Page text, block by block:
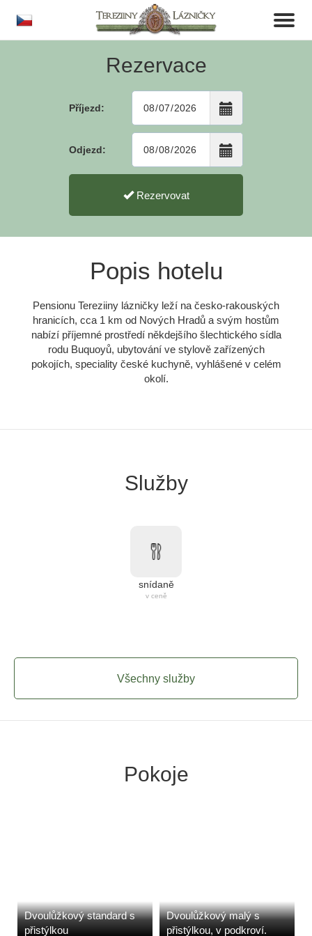
Toggle
Rezervace
Příjezd:
Odjezd:
Rezervovat
Popis hotelu
Pensionu Tereziiny lázničky leží na česko-rakouských
hranicích, cca 1 km od Nových Hradů a svým hostům
nabízí příjemné prostředí někdejšího šlechtického sídla
rodu Buquoyů, ubytování ve stylově zařízených
pokojích, speciality české kuchyně, vyhlášené v celém
okolí.
Služby
snídaně
v ceně
Všechny služby
Pokoje
Dvoulůžkový standard s
přistýlkou
Dvoulůžkový malý s
přistýlkou, v podkroví.